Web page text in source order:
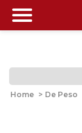
Home > De Peso